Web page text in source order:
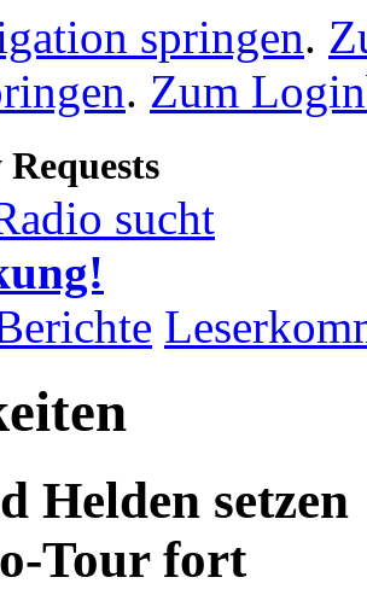
springen.
. Zum
sucht
Helden setzen
Tour fort